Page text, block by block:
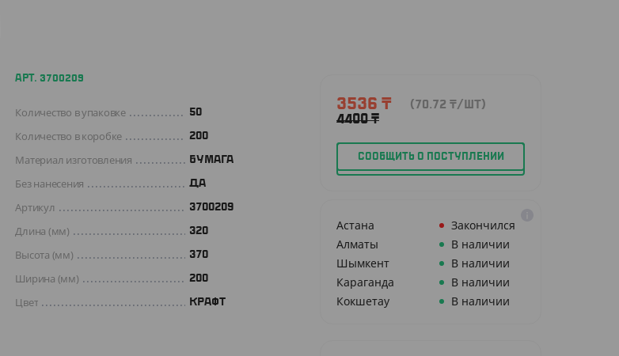
3536 ₸
4400₸
(70.72 ₸/ШТ)
СООБЩИТЬ О ПОСТУПЛЕНИИ
Астана
Закончился
Алматы
В наличии
Шымкент
В наличии
Караганда
В наличии
Кокшетау
В наличии
АРТ. 3700209
Количество в упаковке 50
Количество в коробке 200
Материал изготовления БУМАГА
Без нанесения ДА
Артикул 3700209
Длина (мм) 320
Высота (мм) 370
Ширина (мм) 200
Цвет КРАФТ